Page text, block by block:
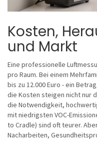
Kosten,
und Markt
Eine professionelle
pro Raum. Bei einem
bis zu 12.000 Euro - ein
die Kosten steigen nicht nur
die Notwendigkeit,
mit niedrigsten VOC-
to Cradle) sind oft teurer.
Nacharbeiten,